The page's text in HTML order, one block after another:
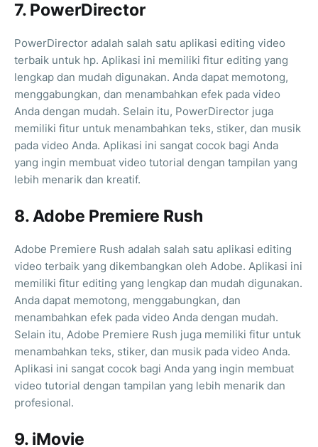
7. PowerDirector
PowerDirector adalah salah satu aplikasi editing video
terbaik untuk hp. Aplikasi ini memiliki fitur editing yang
lengkap dan mudah digunakan. Anda dapat memotong,
menggabungkan, dan menambahkan efek pada video
Anda dengan mudah. Selain itu, PowerDirector juga
memiliki fitur untuk menambahkan teks, stiker, dan musik
pada video Anda. Aplikasi ini sangat cocok bagi Anda
yang ingin membuat video tutorial dengan tampilan yang
lebih menarik dan kreatif.
8. Adobe Premiere Rush
Adobe Premiere Rush adalah salah satu aplikasi editing
video terbaik yang dikembangkan oleh Adobe. Aplikasi ini
memiliki fitur editing yang lengkap dan mudah digunakan.
Anda dapat memotong, menggabungkan, dan
menambahkan efek pada video Anda dengan mudah.
Selain itu, Adobe Premiere Rush juga memiliki fitur untuk
menambahkan teks, stiker, dan musik pada video Anda.
Aplikasi ini sangat cocok bagi Anda yang ingin membuat
video tutorial dengan tampilan yang lebih menarik dan
profesional.
9. iMovie